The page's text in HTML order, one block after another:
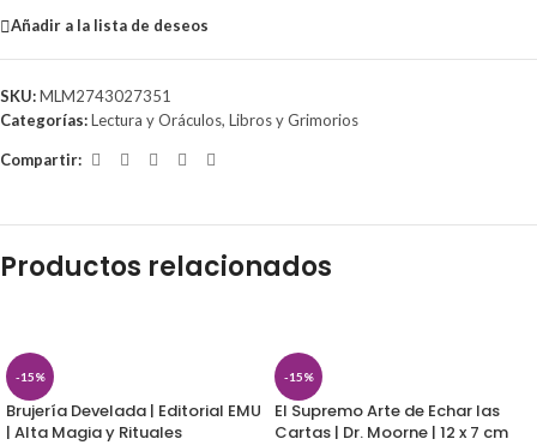
Añadir a la lista de deseos
SKU:MLM2743027351
Categorías:Lectura y Oráculos, Libros y Grimorios
Compartir:
Productos relacionados
-15%
Brujería Develada | Editorial EMU
| Alta Magia y Rituales
-15%
El Supremo Arte de Echar las
Cartas | Dr. Moorne | 12 x 7 cm